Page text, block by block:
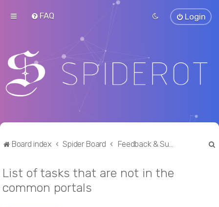
FAQ Login
Board index Spider Board Feedback & Suggestions
List of tasks that are not in the
common portals